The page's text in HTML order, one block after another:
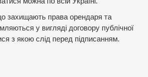
захищають права орендаря та
у вигляді договору публічної
з якою слід перед підписанням.